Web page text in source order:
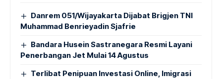
Danrem 051/Wijayakarta Dijabat Brigjen TNI
Muhammad Benrieyadin Sjafrie
Bandara Husein Sastranegara Resmi Layani
Penerbangan Jet Mulai 14 Agustus
Terlibat Penipuan Investasi Online, Imigrasi